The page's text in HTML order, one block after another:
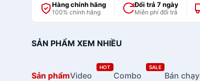
Hàng chính hãng
100% chính hãng
Đổi trả 7 ngày
Miễn phí đổi trả
SẢN PHẨM XEM NHIỀU
Sản phẩmVideo
HOT
Combo
SALE
Bán chạy